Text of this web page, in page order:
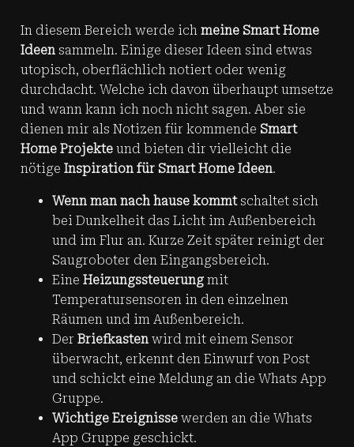
In diesem Bereich werde ich meine Smart Home
Ideensammeln. Einige dieser Ideen sind etwas
utopisch, oberflächlich notiert oder wenig
durchdacht. Welche ich davon überhaupt umsetze
und wann kann ich noch nicht sagen. Aber sie
dienen mir als Notizen für kommende Smart
Home Projekteund bieten dir vielleicht die
nötige Inspiration für Smart Home Ideen.
Wenn man nach hause kommtschaltet sich
bei Dunkelheit das Licht im Außenbereich
und im Flur an. Kurze Zeit später reinigt der
Saugroboter den Eingangsbereich.
Eine Heizungssteuerungmit
Temperatursensoren in den einzelnen
Räumen und im Außenbereich.
Der Briefkastenwird mit einem Sensor
überwacht, erkennt den Einwurf von Post
und schickt eine Meldung an die Whats App
Gruppe.
Wichtige Ereignissewerden an die Whats
App Gruppe geschickt.